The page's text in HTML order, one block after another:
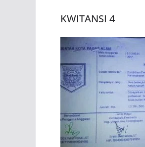
KWITANSI 4